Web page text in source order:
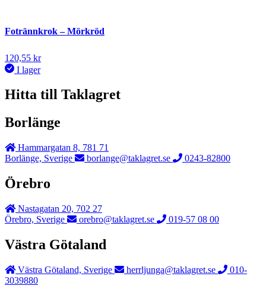
Fotrännkrok – Mörkröd
120,55 kr
I lager
Hitta till Taklagret
Borlänge
Hammargatan 8, 781 71
Borlänge, Sverige
borlange@taklagret.se 0243-82800
Örebro
Nastagatan 20, 702 27
Örebro, Sverige
orebro@taklagret.se 019-57 08 00
Västra Götaland
Västra Götaland, Sverige herrljunga@taklagret.se
010-
3039880